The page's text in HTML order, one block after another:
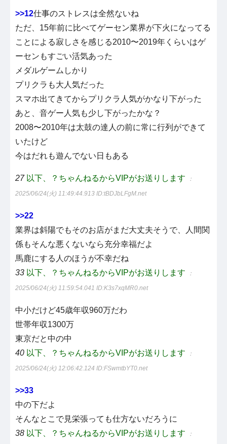
>>12仕事のストレスは全然ないね
ただ、15年前に比べてゲーセン業界が下火になってる
ことによる寂しさを感じる2010〜2019年くらいはゲ
ーセンもすごい活気あった
メダルゲームしかり
プリクラも大人気だった
スマホ出てきてからプリクラ人気がかなり下がった
あと、音ゲー人気も少し下がったかな？
2008〜2010年は太鼓の達人の前に常に行列ができて
いたけど
今はだれも遊んでない日もある
27 以下、？ちゃんねるからVIPがお送りします ：
2025/06/24(火) 11:49:44.913 ID:tBDJbLFgM.net
>>22
業界は斜陽でもそのお店がまだ大丈夫そうで、人間関
係もそんな悪くないなら充分幸福だよ
馬鹿にする人のほうが不幸だね
33 以下、？ちゃんねるからVIPがお送りします ：
2025/06/24(火) 11:59:54.041 ID:K3s7xqMR0.net
中小だけど45歳年収960万だわ
世帯年収1300万
東京だと中の中
40 以下、？ちゃんねるからVIPがお送りします ：
2025/06/24(火) 12:06:42.124 ID:FSwmtbYT0.net
>>33
中の下だよ
そんなとこで見栄張っても仕方ないだろうに
38 以下、？ちゃんねるからVIPがお送りします ：